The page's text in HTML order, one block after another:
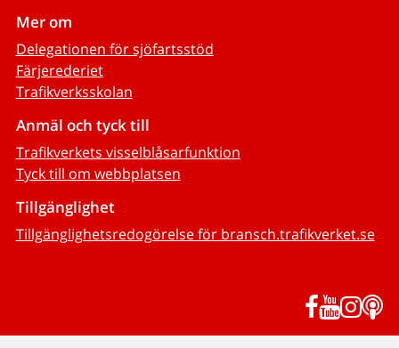
Mer om
Delegationen för sjöfartsstöd
Färjerederiet
Trafikverksskolan
Anmäl och tyck till
Trafikverkets visselblåsarfunktion
Tyck till om webbplatsen
Tillgänglighet
Tillgänglighetsredogörelse för bransch.trafikverket.se
Facebook
YouTube